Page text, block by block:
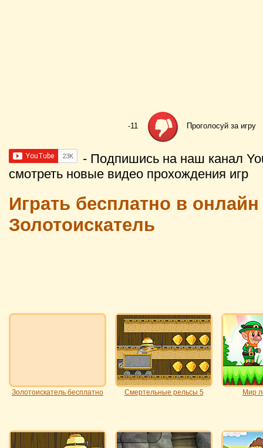
-11 Проголосуй за игру
- Подпишись на наш канал
смотреть новые видео прохождения игр
Играть бесплатно в
Золотоискатель
Золотоискатель бесплатно Смертельные рельсы 5 Мир